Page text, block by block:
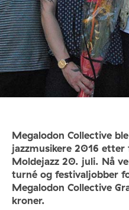
Megalodon Collective
jazzmusikere 2016
Moldejazz 20. juli. Nå
turné og festivaljobber
Megalodon Collective
kroner.